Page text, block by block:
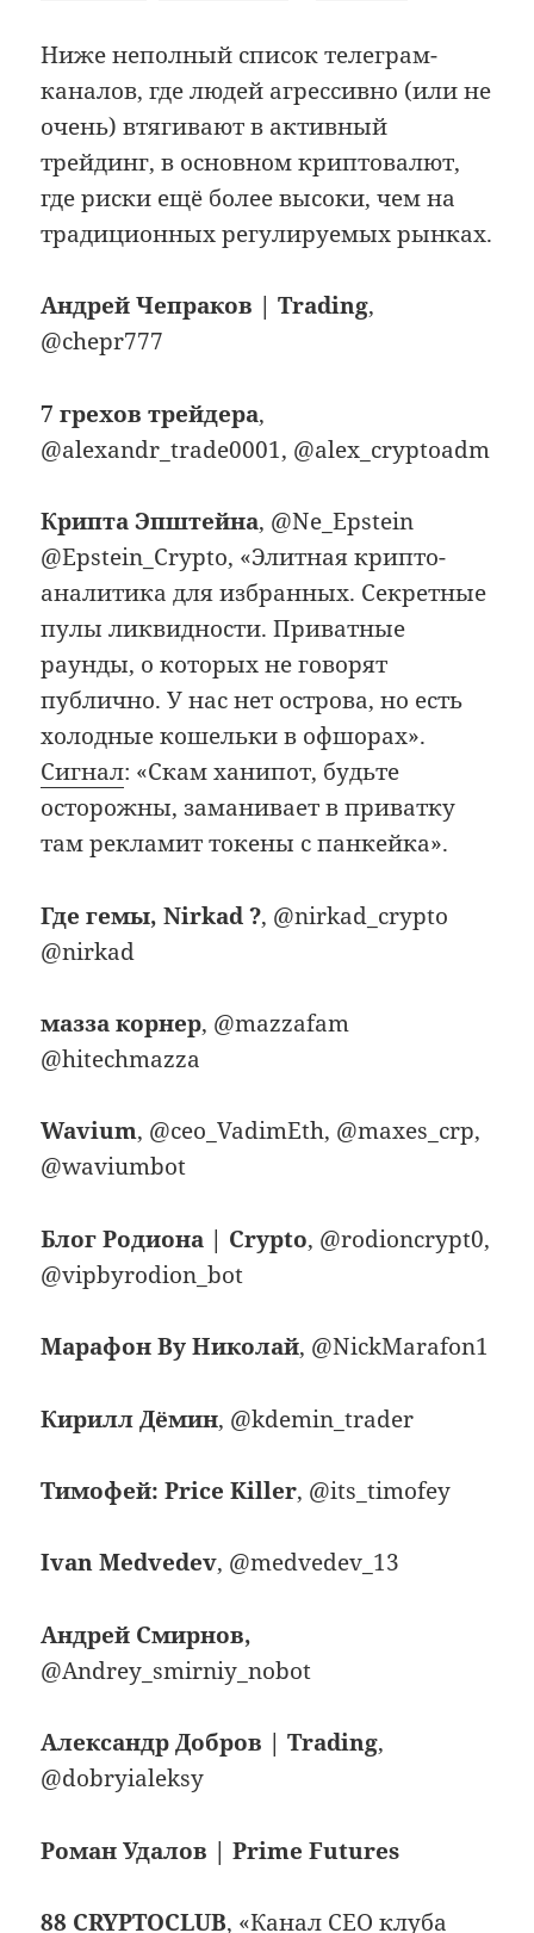
Ниже неполный список телеграм-
каналов, где людей агрессивно (или не
очень) втягивают в активный
трейдинг, в основном криптовалют,
где риски ещё более высоки, чем на
традиционных регулируемых рынках.
Андрей Чепраков | Trading,
@chepr777
7 грехов трейдера,
@alexandr_trade0001, @alex_cryptoadm
Крипта Эпштейна, @Ne_Epstein
@Epstein_Crypto, «Элитная крипто-
аналитика для избранных. Секретные
пулы ликвидности. Приватные
раунды, о которых не говорят
публично. У нас нет острова, но есть
холодные кошельки в офшорах».
Сигнал: «Скам ханипот, будьте
осторожны, заманивает в приватку
там рекламит токены с панкейка».
Где гемы, Nirkad ?, @nirkad_crypto
@nirkad
мазза корнер, @mazzafam
@hitechmazza
Wavium, @ceo_VadimEth, @maxes_crp,
@waviumbot
Блог Родиона | Crypto, @rodioncrypt0,
@vipbyrodion_bot
Марафон By Николай, @NickMarafon1
Кирилл Дёмин, @kdemin_trader
Тимофей: Price Killer, @its_timofey
Ivan Medvedev, @medvedev_13
Андрей Смирнов,
@Andrey_smirniy_nobot
Александр Добров | Trading,
@dobryialeksy
Роман Удалов | Prime Futures
88 CRYPTOCLUB, «Канал СЕО клуба